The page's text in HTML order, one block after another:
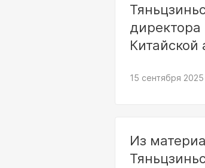
директора
15 сентября 2025
Из